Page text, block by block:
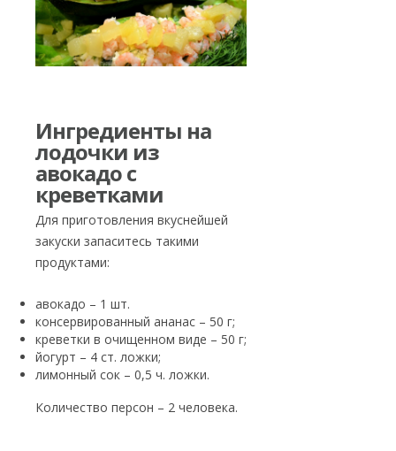
Ингредиенты на
лодочки из
авокадо с
креветками
Для приготовления вкуснейшей
закуски запаситесь такими
продуктами:
авокадо – 1 шт.
консервированный ананас – 50 г;
креветки в очищенном виде – 50 г;
йогурт – 4 ст. ложки;
лимонный сок – 0,5 ч. ложки.
Количество персон – 2 человека.